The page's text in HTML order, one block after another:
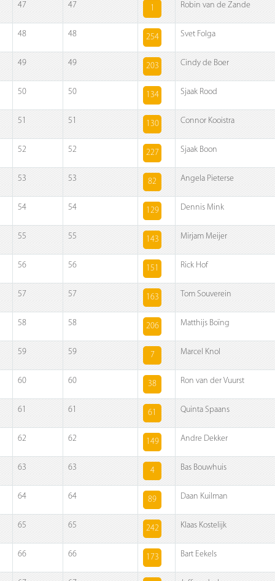
47 47 1 Robin van de Zande
48 48 254 Svet Folga
49 49 203 Cindy de Boer
50 50 134 Sjaak Rood
51 51 130 Connor Kooistra
52 52 227 Sjaak Boon
53 53 82 Angela Pieterse
54 54 129 Dennis Mink
55 55 143 Mirjam Meijer
56 56 151 Rick Hof
57 57 163 Tom Souverein
58 58 206 Matthijs Boïng
59 59 7 Marcel Knol
60 60 38 Ron van der Vuurst
61 61 61 Quinta Spaans
62 62 149 Andre Dekker
63 63 4 Bas Bouwhuis
64 64 89 Daan Kuilman
65 65 242 Klaas Kostelijk
66 66 173 Bart Eekels